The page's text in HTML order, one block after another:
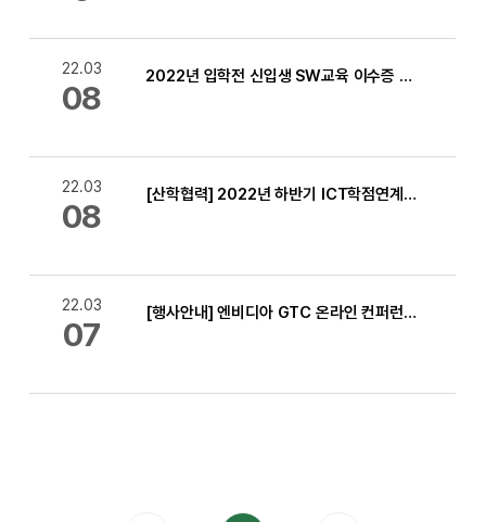
22.03
08
2022년 입학전 신입생 SW교육 이수증 발급 안내
22.03
08
[산학협력] 2022년 하반기 ICT학점연계프로젝트인턴십 연수업체(국내과정) 신청(~6.3) 안내
22.03
07
[행사안내] 엔비디아 GTC 온라인 컨퍼런스 개최 안내(3.21~24)